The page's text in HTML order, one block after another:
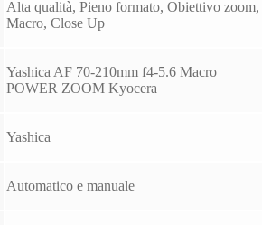
Alta qualità, Pieno formato, Obiettivo zoom,
Macro, Close Up
Yashica AF 70-210mm f4-5.6 Macro
POWER ZOOM Kyocera
Yashica
Automatico e manuale